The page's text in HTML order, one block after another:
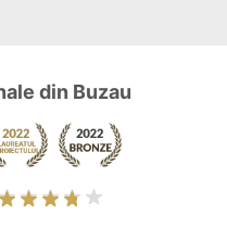
din Buzau